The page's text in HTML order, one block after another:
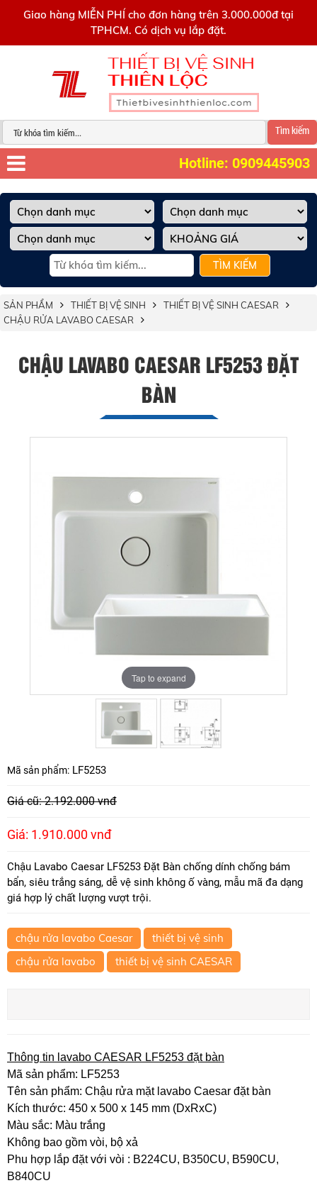
Giao hàng MIỄN PHÍ cho đơn hàng trên 3.000.000đ tại
TPHCM. Có dịch vụ lắp đặt.
Tìm kiếm
Hotline: 0909445903
TÌM KIẾM
SẢN PHẨM THIẾT BỊ VỆ SINH
THIẾT BỊ VỆ SINH CAESAR
CHẬU RỬA LAVABO CAESAR
CHẬU LAVABO CAESAR LF5253 ĐẶT
BÀN
Tap to expand
Tap to expand
Mã sản phẩm: LF5253
Giá cũ: 2.192.000 vnđ
Giá: 1.910.000 vnđ
Chậu Lavabo Caesar LF5253 Đặt Bàn chống dính chống bám
bẩn, siêu trắng sáng, dễ vệ sinh không ố vàng, mẫu mã đa dạng
giá hợp lý chất lượng vượt trội.
chậu rửa lavabo Caesar
thiết bị vệ sinh
chậu rửa lavabo
thiết bị vệ sinh CAESAR
Thông tin lavabo CAESAR LF5253 đặt bàn
Mã sản phẩm: LF5253
Tên sản phẩm: Chậu rửa mặt lavabo Caesar đặt bàn
Kích thước: 450 x 500 x 145 mm (DxRxC)
Màu sắc: Màu trắng
Không bao gồm vòi, bộ xả
Phu hợp lắp đặt với vòi : B224CU, B350CU, B590CU,
B840CU
0909445903